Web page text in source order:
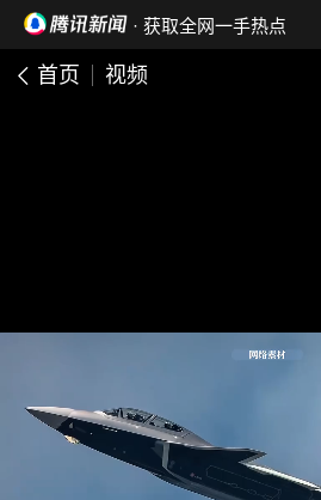
· 获取全网一手热点
首页 视频